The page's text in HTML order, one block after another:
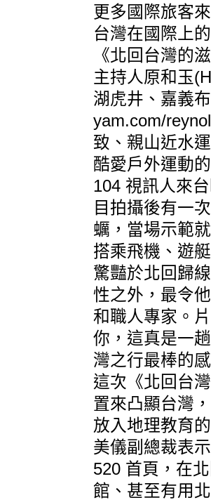
更多國際旅客
台灣在國際上
《北回台灣的
主持人原和玉
湖虎井、嘉義
yam.com/
致、親山近水
酷愛戶外運動
104 視訊人來
目拍攝後有一
蠣，當場示範
搭乘飛機、遊
驚豔於北回歸
性之外，最令
和職人專家。
你，這真是一
灣之行最棒的
這次《北回台
置來凸顯台灣
放入地理教育
美儀副總裁表
520 首頁，在
館、甚至有用